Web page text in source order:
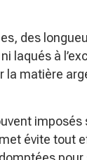
des
laqués à
la matière
imposés
évite tout